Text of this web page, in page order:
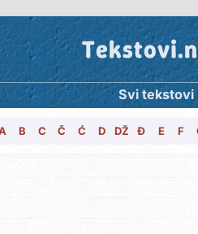
Svi tekstovi
B C Č Ć D DŽ Đ E F